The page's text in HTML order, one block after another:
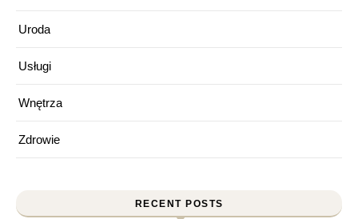
Uroda
Usługi
Wnętrza
Zdrowie
RECENT POSTS